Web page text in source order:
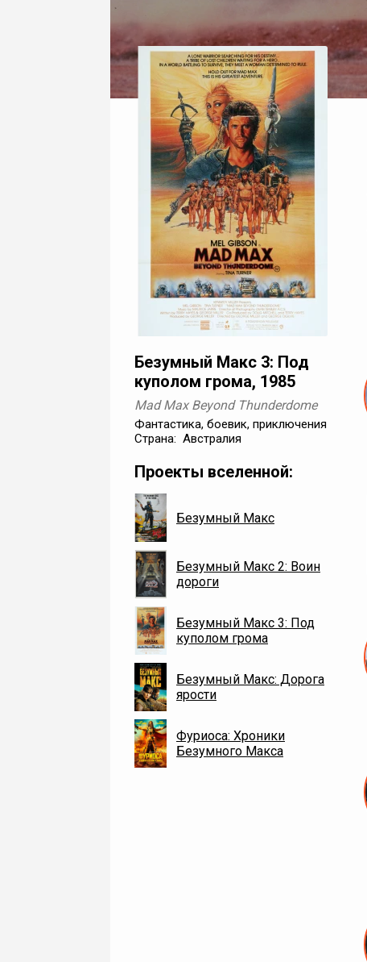
Безумный Макс 3: Под
куполом грома, 1985
Mad Max Beyond Thunderdome
Фантастика, боевик, приключения
Страна: Австралия
Проекты вселенной:
Безумный Макс
Безумный Макс 2: Воин
дороги
Безумный Макс 3: Под
куполом грома
Безумный Макс: Дорога
ярости
Фуриоса: Хроники
Безумного Макса